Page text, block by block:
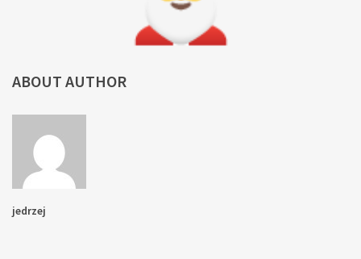
ABOUT AUTHOR
jedrzej